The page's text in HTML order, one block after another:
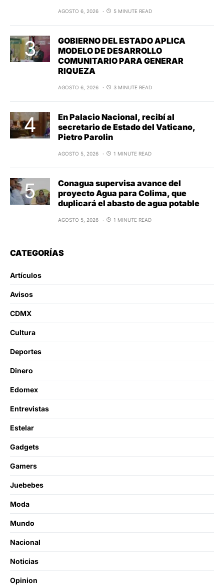
AGOSTO 6, 2026 5 MINUTE READ
GOBIERNO DEL ESTADO APLICA
MODELO DE DESARROLLO
COMUNITARIO PARA GENERAR
RIQUEZA
AGOSTO 6, 2026 3 MINUTE READ
En Palacio Nacional, recibí al
secretario de Estado del Vaticano,
Pietro Parolin
AGOSTO 5, 2026 1 MINUTE READ
Conagua supervisa avance del
proyecto Agua para Colima, que
duplicará el abasto de agua potable
AGOSTO 5, 2026 1 MINUTE READ
CATEGORÍAS
Artículos
Avisos
CDMX
Cultura
Deportes
Dinero
Edomex
Entrevistas
Estelar
Gadgets
Gamers
Juebebes
Moda
Mundo
Nacional
Noticias
Opinion